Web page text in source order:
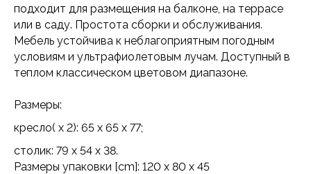
подходит для размещения на балконе, на террасе
или в саду. Простота сборки и обслуживания.
Мебель устойчива к неблагоприятным погодным
условиям и ультрафиолетовым лучам. Доступный в
теплом классическом цветовом диапазоне.
Размеры:
кресло( x 2): 65 x 65 x 77;
столик: 79 x 54 x 38.
Размеры упаковки [cm]: 120 x 80 x 45